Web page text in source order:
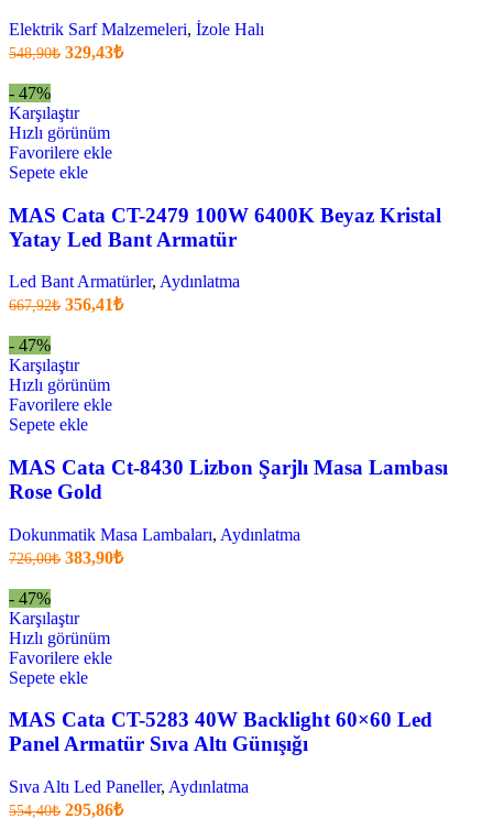
Elektrik Sarf Malzemeleri, İzole Halı
548,90₺ Orijinal
329,43₺Şu
- 47%
Karşılaştır
Hızlı görünüm
Favorilere ekle
Sepete ekle
MAS Cata CT-2479 100W 6400K Beyaz Kristal
Yatay Led Bant Armatür
Led Bant Armatürler, Aydınlatma
667,92₺ Orijinal
356,41₺Şu
- 47%
Karşılaştır
Hızlı görünüm
Favorilere ekle
Sepete ekle
MAS Cata Ct-8430 Lizbon Şarjlı Masa Lambası
Rose Gold
Dokunmatik Masa Lambaları, Aydınlatma
726,00₺ Orijinal
383,90₺Şu
- 47%
Karşılaştır
Hızlı görünüm
Favorilere ekle
Sepete ekle
MAS Cata CT-5283 40W Backlight 60×60 Led
Panel Armatür Sıva Altı Günışığı
Sıva Altı Led Paneller, Aydınlatma
554,40₺ Orijinal
295,86₺Şu